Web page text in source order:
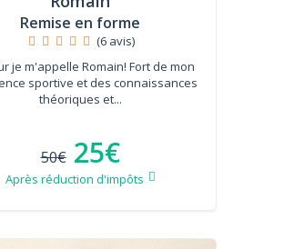
Remise en forme
(6 avis)
je m'appelle Romain! Fort de mon
sportive et des connaissances
théoriques et...
50€ 25€
Après réduction d'impôts